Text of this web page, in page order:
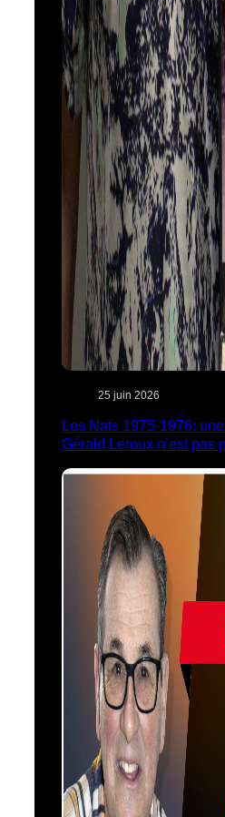
25 juin 2026
Les Nats 1975-1976:
Gérald Leroux n’est pas